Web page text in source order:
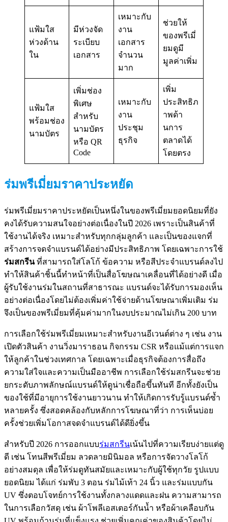
แฟ้มใส
ห่วงด้าน
ใน
มีห่วงจัด
ระเบียบ
เอกสาร
เหมาะกับ
งาน
เอกสาร
จำนวน
มาก
ช่วยให้
ของพรีเมี่
ยมดูมี
มูลค่าเพิ่ม
แฟ้มใส
พร้อมช่อง
นามบัตร
เพิ่มช่อง
พิเศษ
สำหรับ
นามบัตร
หรือ QR
Code
เหมาะกับ
งาน
ประชุม
ธุรกิจ
เพิ่ม
ประสิทธิภ
าพด้า
นการ
ตลาดได้
โดยตรง
ร่มพรีเมี่ยมราคาประหยัด
ร่มพรีเมี่ยมราคาประหยัดเป็นหนึ่งในของพรีเมี่ยมยอดนิยมที่ยัง
คงได้รับความสนใจอย่างต่อเนื่องในปี 2026 เพราะเป็นสินค้าที่
ใช้งานได้จริง เหมาะสำหรับทุกกลุ่มลูกค้า และเป็นของแจกที่
สร้างการจดจำแบรนด์ได้อย่างมีประสิทธิภาพ โดยเฉพาะการใช้
ร่มสกรีนที่สามารถใส่โลโก้ ข้อความ หรือสีประจำแบรนด์ลงไป
ทำให้สินค้าชิ้นนี้ทำหน้าที่เป็นสื่อโฆษณาเคลื่อนที่ได้อย่างดี เมื่อ
ผู้รับใช้งานร่มในสถานที่สาธารณะ แบรนด์จะได้รับการมองเห็น
อย่างต่อเนื่องโดยไม่ต้องเพิ่มค่าใช้จ่ายด้านโฆษณาเพิ่มเติม ร่ม
จึงเป็นของพรีเมี่ยมที่คุ้มค่ามากในงบประมาณไม่เกิน 200 บาท
การเลือกใช้ร่มพรีเมี่ยมเหมาะสำหรับงานอีเวนต์ต่าง ๆ เช่น งาน
เปิดตัวสินค้า งานวิ่งมาราธอน กิจกรรม CSR หรือแม้แต่การแจก
ให้ลูกค้าในช่วงเทศกาล โดยเฉพาะเมื่อธุรกิจต้องการสื่อถึง
ความใส่ใจและความเป็นมืออาชีพ การเลือกใช้ร่มสกรีนจะช่วย
ยกระดับภาพลักษณ์แบรนด์ให้ดูน่าเชื่อถือขึ้นทันที อีกทั้งยังเป็น
ของใช้ที่มีอายุการใช้งานยาวนาน ทำให้เกิดการรับรู้แบรนด์ซ้ำ
หลายครั้ง ซึ่งสอดคล้องกับหลักการโฆษณาที่ว่า การเห็นบ่อย
ครั้งช่วยเพิ่มโอกาสจดจำแบรนด์ได้ดียิ่งขึ้น
สำหรับปี 2026 การออกแบบร่มสกรีนเน้นไปที่ความเรียบง่ายแต่ดู
ดี เช่น โทนสีพรีเมี่ยม ลวดลายมินิมอล หรือการจัดวางโลโก้
อย่างสมดุล เพื่อให้ร่มดูทันสมัยและเหมาะกับผู้ใช้ทุกวัย รูปแบบ
ยอดนิยม ได้แก่ ร่มพับ 3 ตอน ร่มไม้เท้า 24 นิ้ว และร่มแบบกัน
UV ซึ่งตอบโจทย์การใช้งานทั้งกลางแดดและฝน ความสามารถ
ในการเลือกวัสดุ เช่น ผ้าโพลีเอสเตอร์กันน้ำ หรือผ้าเคลือบกัน